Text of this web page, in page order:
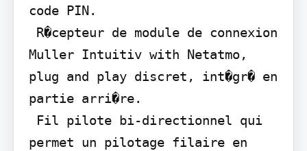
code PIN.
Muller Intuitiv with Netatmo,
plug and play discret, int�gr� en
partie arri�re.
permet un pilotage filaire en